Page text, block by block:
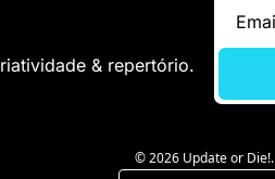
& repertório.
© 2026 Update or Die!.